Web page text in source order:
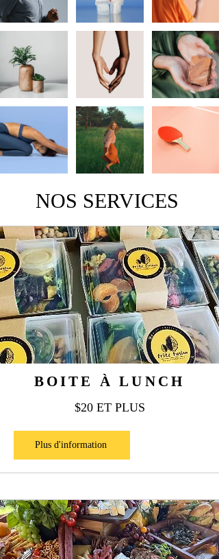
NOS SERVICES
BOITE À LUNCH
$20 ET PLUS
Plus d'information